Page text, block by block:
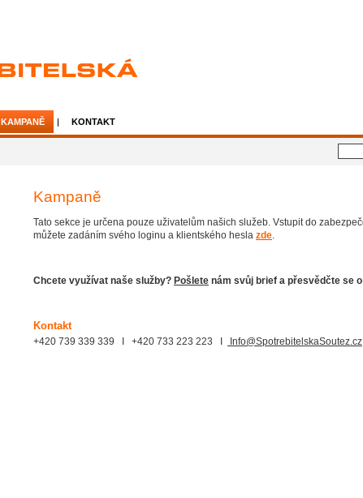
KAMPANĚ KONTAKT
Kampaně
Tato sekce je určena pouze uživatelům našich služeb. Vstupit do
můžete zadáním svého loginu a klientského hesla zde.
Chcete využívat naše služby? Pošlete nám svůj brief a přesvědčte se
Kontakt
+420 739 339 339 I +420 733 223 223 I Info@SpotrebitelskaSoutez.cz